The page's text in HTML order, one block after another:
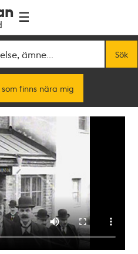
Sök
finns nära mig